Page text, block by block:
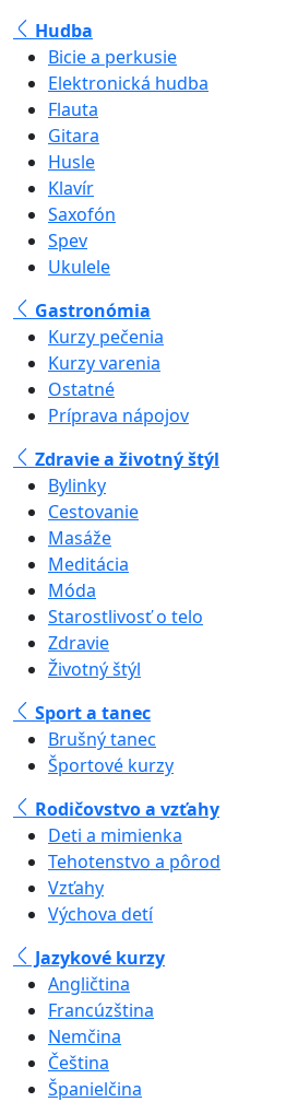
Hudba
Bicie a perkusie
Elektronická hudba
Flauta
Gitara
Husle
Klavír
Saxofón
Spev
Ukulele
Gastronómia
Kurzy pečenia
Kurzy varenia
Ostatné
Príprava nápojov
Zdravie a životný štýl
Bylinky
Cestovanie
Masáže
Meditácia
Móda
Starostlivosť o telo
Zdravie
Životný štýl
Sport a tanec
Brušný tanec
Športové kurzy
Rodičovstvo a vzťahy
Deti a mimienka
Tehotenstvo a pôrod
Vzťahy
Výchova detí
Jazykové kurzy
Angličtina
Francúzština
Nemčina
Čeština
Španielčina